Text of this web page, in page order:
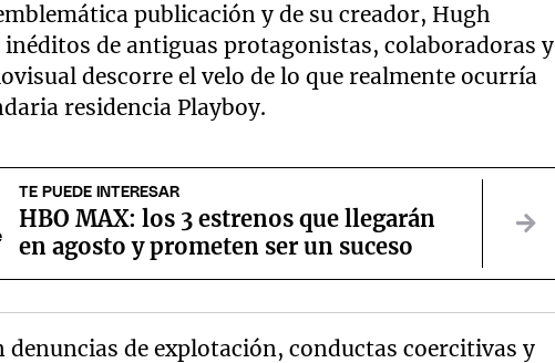
publicación y de su creador, Hugh
inéditos de antiguas protagonistas, colaboradoras y
descorre el velo de lo que realmente ocurría
residencia Playboy.
TE PUEDE INTERESAR
HBO MAX: los 3 estrenos que llegarán
en agosto y prometen ser un suceso
de explotación, conductas coercitivas y